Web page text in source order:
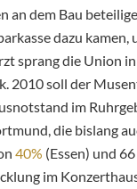
an dem Bau
dazu
sprang die Union
2010 soll der
im
die bislang
40% (Essen) und
im